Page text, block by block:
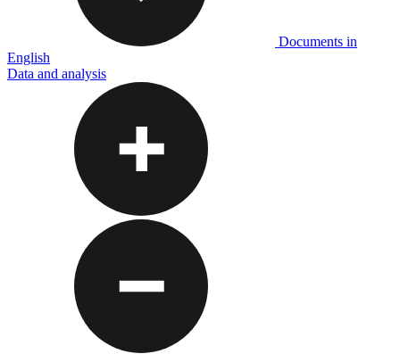
Documents in
English
Data and analysis